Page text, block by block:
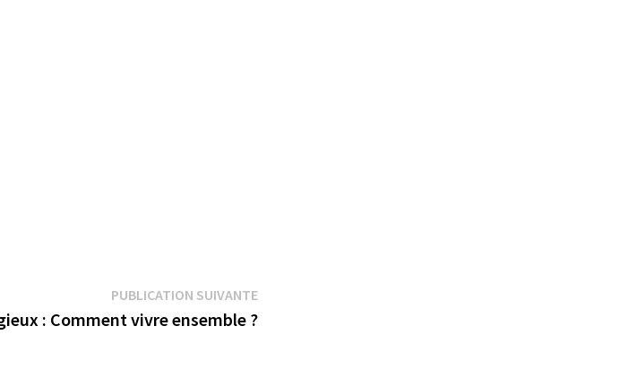
PUBLICATION SUIVANTEPublication
suivante :
: Comment vivre ensemble ?